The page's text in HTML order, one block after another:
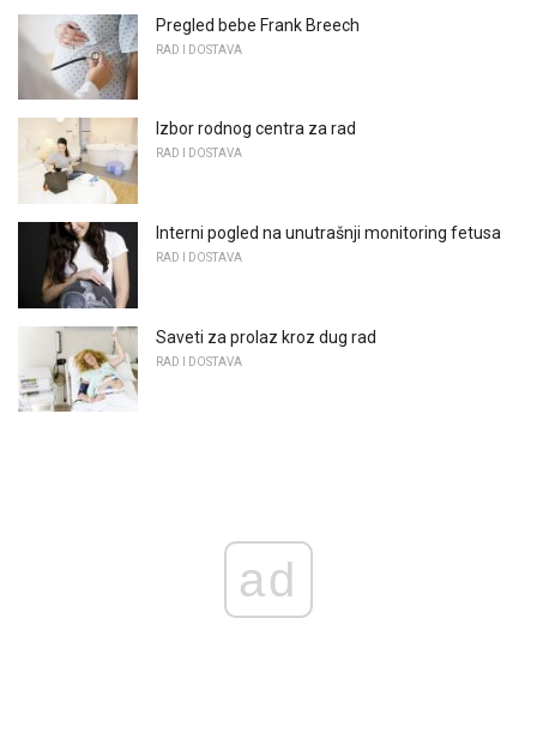
Pregled bebe Frank Breech
RAD I DOSTAVA
Izbor rodnog centra za rad
RAD I DOSTAVA
Interni pogled na unutrašnji monitoring fetusa
RAD I DOSTAVA
Saveti za prolaz kroz dug rad
RAD I DOSTAVA
ad